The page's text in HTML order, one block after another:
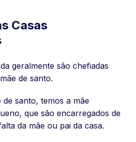
Casas
geralmente são chefiadas
de santo.
de santo, temos a mãe
que são encarregados de
da mãe ou pai da casa.